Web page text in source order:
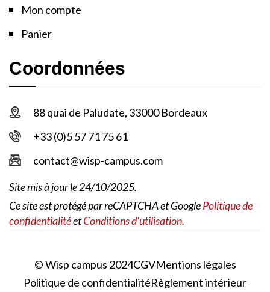
Mon compte
Panier
Coordonnées
88 quai de Paludate, 33000 Bordeaux
+33 (0)5 57 71 75 61
contact@wisp-campus.com
Site mis à jour le 24/10/2025.
Ce site est protégé par reCAPTCHA et GooglePolitique de
confidentialitéetConditions d'utilisation.
© Wisp campus 2024CGVMentions légales
Politique de confidentialitéRèglement intérieur